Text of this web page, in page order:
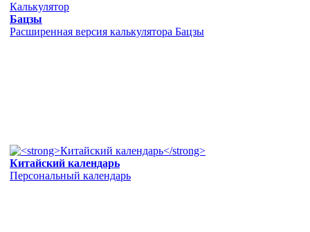
Калькулятор
Бацзы
Расширенная версия калькулятора Бацзы
Китайский календарь
Персональный календарь